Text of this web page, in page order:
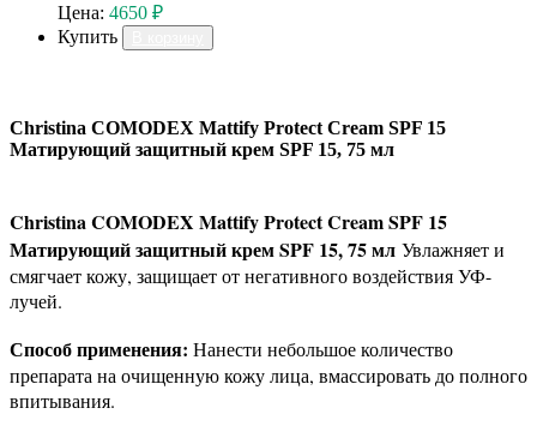
Цена: 4650 ₽
Купить
Christina COMODEX Mattify Protect Cream SPF 15
Матирующий защитный крем SPF 15, 75 мл
Christina COMODEX Mattify Protect Cream SPF 15
Матирующий защитный крем SPF 15, 75 мл Увлажняет и
смягчает кожу, защищает от негативного воздействия УФ-
лучей.
Способ применения: Нанести небольшое количество
препарата на очищенную кожу лица, вмассировать до полного
впитывания.